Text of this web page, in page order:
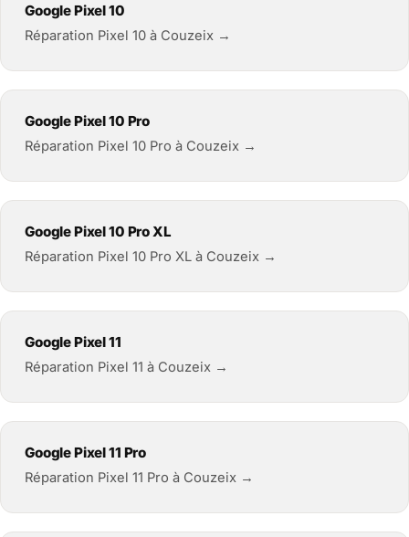
Google Pixel 10
Réparation Pixel 10 à Couzeix →
Google Pixel 10 Pro
Réparation Pixel 10 Pro à Couzeix →
Google Pixel 10 Pro XL
Réparation Pixel 10 Pro XL à Couzeix →
Google Pixel 11
Réparation Pixel 11 à Couzeix →
Google Pixel 11 Pro
Réparation Pixel 11 Pro à Couzeix →